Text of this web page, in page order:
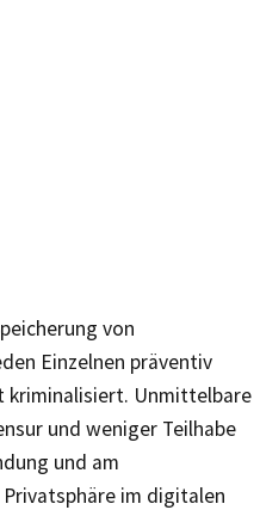
von
Einzelnen präventiv
kriminalisiert. Unmittelbare
und weniger Teilhabe
und am
im digitalen